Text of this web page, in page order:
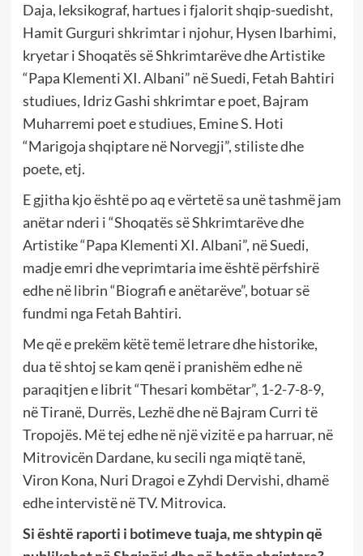
Daja, leksikograf, hartues i fjalorit shqip-suedisht,
Hamit Gurguri shkrimtar i njohur, Hysen Ibarhimi,
kryetar i Shoqatës së Shkrimtarëve dhe Artistike
“Papa Klementi XI. Albani” në Suedi, Fetah Bahtiri
studiues, Idriz Gashi shkrimtar e poet, Bajram
Muharremi poet e studiues, Emine S. Hoti
“Marigoja shqiptare në Norvegji”, stiliste dhe
poete, etj.
E gjitha kjo është po aq e vërtetë sa unë tashmë jam
anëtar nderi i “Shoqatës së Shkrimtarëve dhe
Artistike “Papa Klementi XI. Albani”, në Suedi,
madje emri dhe veprimtaria ime është përfshirë
edhe në librin “Biografi e anëtarëve”, botuar së
fundmi nga Fetah Bahtiri.
Me që e prekëm këtë temë letrare dhe historike,
dua të shtoj se kam qenë i pranishëm edhe në
paraqitjen e librit “Thesari kombëtar”, 1-2-7-8-9,
në Tiranë, Durrës, Lezhë dhe në Bajram Curri të
Tropojës. Më tej edhe në një vizitë e pa harruar, në
Mitrovicën Dardane, ku secili nga miqtë tanë,
Viron Kona, Nuri Dragoi e Zyhdi Dervishi, dhamë
edhe intervistë në TV. Mitrovica.
Si është raporti i botimeve tuaja, me shtypin që